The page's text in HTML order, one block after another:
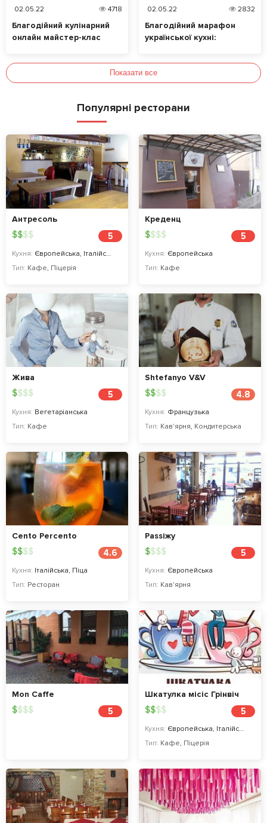
02.05.22 4718
Благодійний кулінарний
онлайн майстер-клас
українцям, які
постраждали під час війни
02.05.22 2832
Благодійний марафон
української кухні:
разом з відомими
шефами та допомагати
країні – можливо все!
Показати все
Популярні ресторани
Антресоль
Кухня: Європейська, Італійська, Піца
Тип: Кафе, Піцерія
5
$$$$
Креденц
Кухня: Європейська
Тип: Кафе
5
$$$$
Жива
Кухня: Вегетаріанська
Тип: Кафе
5
$$$$
Shtefanyo V&V
Кухня: Французька
Тип: Кав'ярня, Кондитерська
4.8
$$$$
Cento Percento
Кухня: Італійська, Піца
Тип: Ресторан
4.6
$$$$
Passiжу
Кухня: Європейська
Тип: Кав'ярня
5
$$$$
Mon Caffe
5
$$$$
Шкатулка місіс Грінвіч
Кухня: Європейська, Італійська, Українська, Піца
Тип: Кафе, Піцерія
5
$$$$